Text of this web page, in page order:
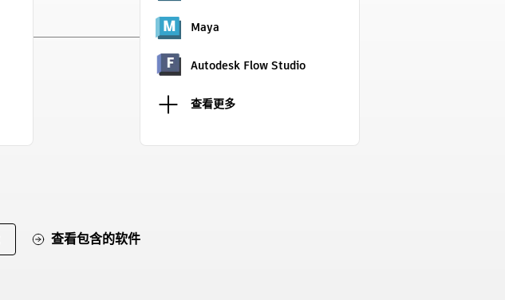
Maya
Autodesk Flow Studio
查看更多
查看包含的软件